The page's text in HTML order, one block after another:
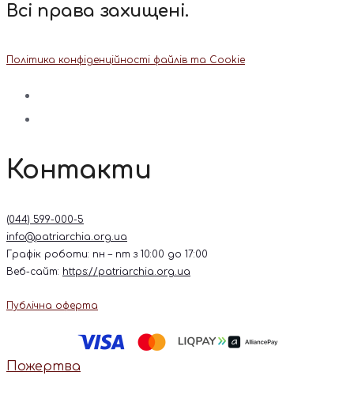
Всі права захищені.
Політика конфіденційності файлів та Cookie
Контакти
(044) 599-000-5
info@patriarchia.org.ua
Графік роботи: пн – пт з 10:00 до 17:00
Веб-сайт: https://patriarchia.org.ua
Публічна оферта
Пожертва